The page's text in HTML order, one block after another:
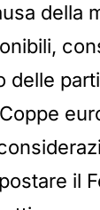
della
delle
il